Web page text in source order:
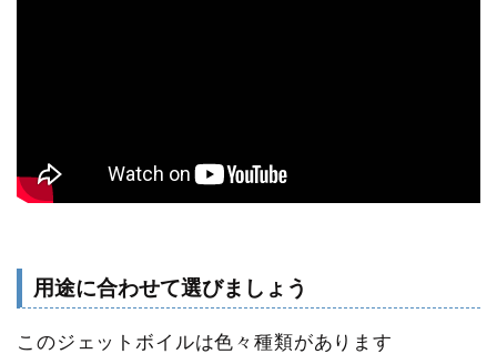
用途に合わせて選びましょう
このジェットボイルは色々種類があります